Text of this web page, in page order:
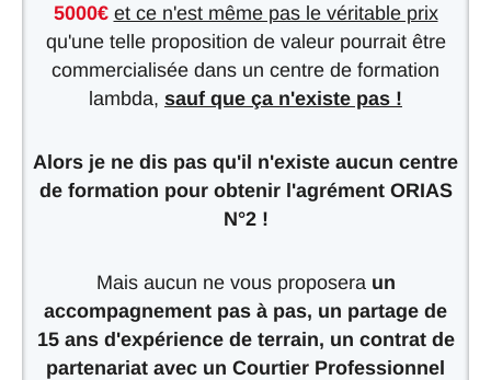
5000€ et ce n'est même pas le véritable prix
qu'une telle proposition de valeur pourrait être
commercialisée dans un centre de formation
lambda, sauf que ça n'existe pas !
Alors je ne dis pas qu'il n'existe aucun centre
de formation pour obtenir l'agrément ORIAS
N°2 !
Mais aucun ne vous proposera un
accompagnement pas à pas, un partage de
15 ans d'expérience de terrain, un contrat de
partenariat avec un Courtier Professionnel